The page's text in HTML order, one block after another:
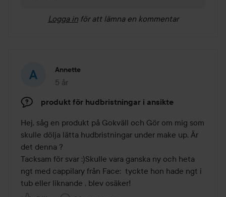
Logga in för att lämna en kommentar
Annette
5 år
Inlägget skapades 5 år
produkt för hudbristningar i ansikte
Hej, såg en produkt på Gokväll och Gör om mig som
skulle dölja lätta hudbristningar under make up. Är
det denna ?
Tacksam för svar :)Skulle vara ganska ny och heta
ngt med cappilary från Face:  tyckte hon hade ngt i
tub eller liknande , blev osäker!